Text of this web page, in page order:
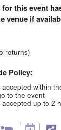
this event
venue if
returns)
Policy:
within
to the event
up to 2